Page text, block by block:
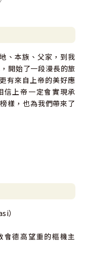
、本族、父家，到我
開始了一段漫長的旅
有來自上帝的美好應
信上帝一定會實現承
樣，也為我們帶來了
）
會德高望重的樞機主